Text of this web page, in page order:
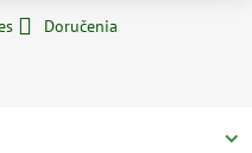
Doručenia